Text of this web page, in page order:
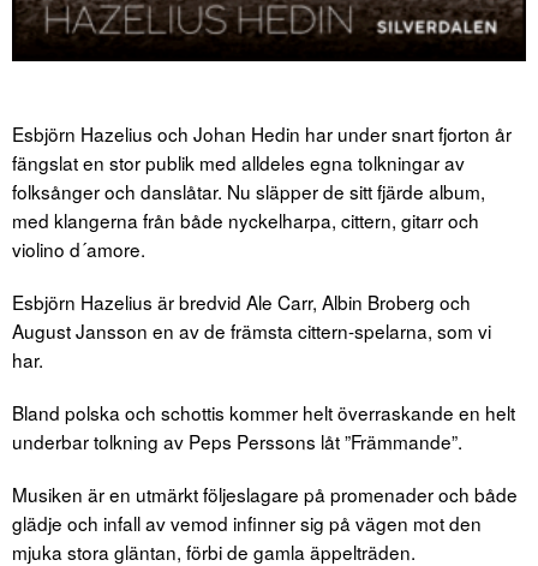
Esbjörn Hazelius och Johan Hedin har under snart fjorton år
fängslat en stor publik med alldeles egna tolkningar av
folksånger och danslåtar. Nu släpper de sitt fjärde album,
med klangerna från både nyckelharpa, cittern, gitarr och
violino d´amore.
Esbjörn Hazelius är bredvid Ale Carr, Albin Broberg och
August Jansson en av de främsta cittern-spelarna, som vi
har.
Bland polska och schottis kommer helt överraskande en helt
underbar tolkning av Peps Perssons låt ”Främmande”.
Musiken är en utmärkt följeslagare på promenader och både
glädje och infall av vemod infinner sig på vägen mot den
mjuka stora gläntan, förbi de gamla äppelträden.